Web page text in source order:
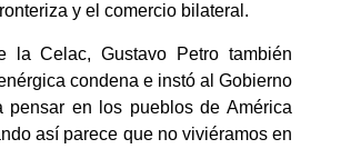
y el comercio bilateral.
la Celac, Gustavo Petro también
condena e instó al Gobierno
pensar en los pueblos de América
así parece que no viviéramos en